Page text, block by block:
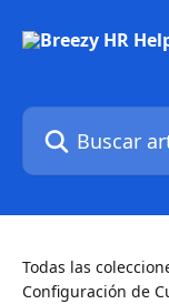
Buscar artículos...
Todas las
Configuración de